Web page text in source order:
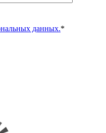
данных.*